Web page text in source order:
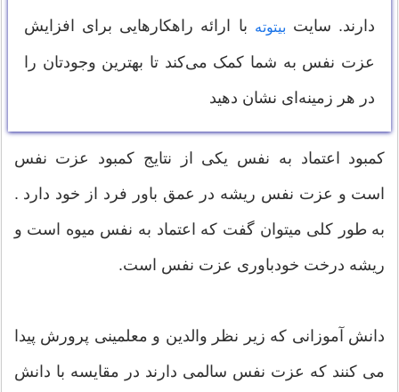
دارند. سایت بیتوته با ارائه راهکارهایی برای افزایش
عزت نفس به شما کمک می‌کند تا بهترین وجودتان را
در هر زمینه‌ای نشان دهید
کمبود اعتماد به نفس یکی از نتایج کمبود عزت نفس
است و عزت نفس ریشه در عمق باور فرد از خود دارد .
به طور کلی میتوان گفت که اعتماد به نفس میوه است و
ریشه درخت خودباوری عزت نفس است.
دانش آموزانی که زیر نظر والدین و معلمینی پرورش پیدا
می کنند که عزت نفس سالمی دارند در مقایسه با دانش